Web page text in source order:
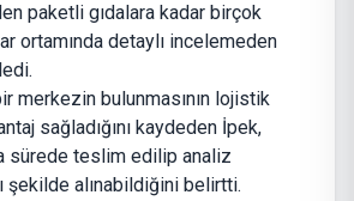
paketli gıdalara kadar birçok
ortamında detaylı incelemeden
merkezin bulunmasının lojistik
sağladığını kaydeden İpek,
sürede teslim edilip analiz
şekilde alınabildiğini belirtti.